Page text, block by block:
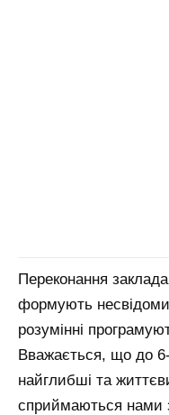
Переконання
формують
розумінні
Вважається, що до
найглибші та
сприймаються нами